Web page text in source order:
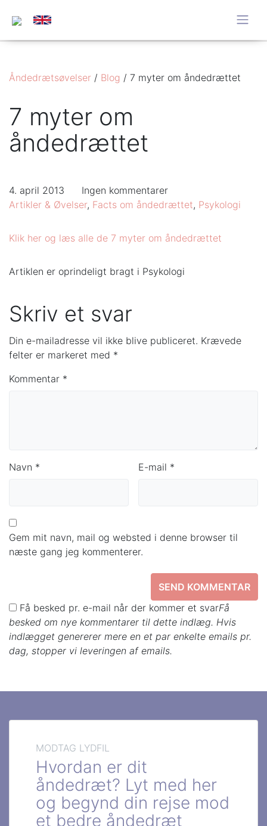
Åndedrætsøvelser / Blog / 7 myter om åndedrættet
7 myter om
åndedrættet
4. april 2013
Ingen kommentarer
Artikler & Øvelser, Facts om åndedrættet, Psykologi
Klik her og læs alle de 7 myter om åndedrættet
Artiklen er oprindeligt bragt i Psykologi
Skriv et svar
Din e-mailadresse vil ikke blive publiceret. Krævede
felter er markeret med *
Kommentar *
Navn * E-mail *
Gem mit navn, mail og websted i denne browser til
næste gang jeg kommenterer.
Få besked pr. e-mail når der kommer et svarFå
besked om nye kommentarer til dette indlæg. Hvis
indlægget genererer mere en et par enkelte emails pr.
dag, stopper vi leveringen af emails.
MODTAG LYDFIL
Hvordan er dit
åndedræt? Lyt med her
og begynd din rejse mod
et bedre åndedræt